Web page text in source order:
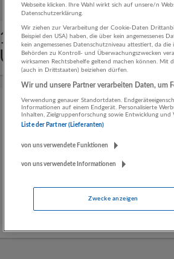
1 Tourismus, Hotel,
Unternehmen
LUGSTEIN CONSULTING
Bergheim bei Salzburg
Energieversorgung |
Gesundheitswesen |
Öffentliche Verwaltung |
Sonstige Dienstleistungen |
Webseite klicken. Ihre Wahl wirkt sich auf unsere/n
Datenschutzerklärung.
Wir ziehen zur Verarbeitung der Cookie-Daten
Beispiel den USA) haben, die über kein angemessenes
kein angemessenes Datenschutzniveau attestiert, da
Behörden zu Kontroll- und Überwachungszwecken
wirksamen Rechtsbehelfe geltend machen können. Mit
(auch in Drittstaaten) beiziehen dürfen.
Wir und unsere Partner verarbeiten Daten, um
Verwendung genauer Standortdaten.
Informationen auf einem Endgerät. Personalisierte
Inhalten, Zielgruppenforschung sowie Entwicklung und
Liste der Partner (Lieferanten)
von uns verwendete Funktionen
von uns verwendete Informationen
Zwecke anzeigen